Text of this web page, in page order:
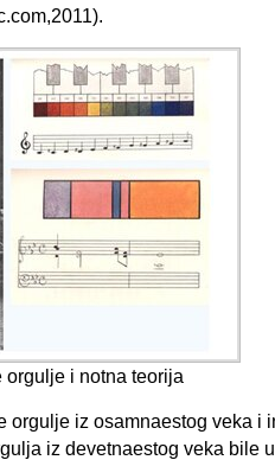
i notna teorija
orgulje iz osamnaestog veka i
iz devetnaestog veka bile